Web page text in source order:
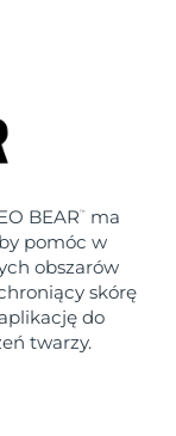
BEAR ™
ma
pomóc w
obszarów
skórę
do
twarzy.